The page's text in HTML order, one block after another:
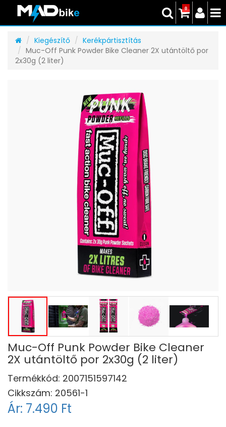
0
Kiegészítő
Kerékpártisztítás
Muc-Off Punk Powder Bike Cleaner 2X utántöltő por
2x30g (2 liter)
Muc-Off Punk Powder Bike Cleaner
2X utántöltő por 2x30g (2 liter)
Termékkód: 2007151597142
Cikkszám: 20561-1
Ár: 7.490 Ft